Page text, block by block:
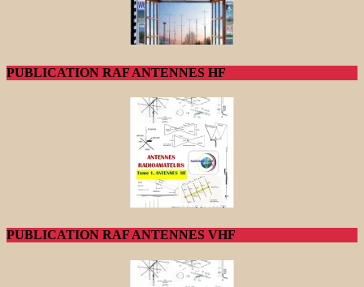
PUBLICATION RAF ANTENNES HF
PUBLICATION RAF ANTENNES VHF